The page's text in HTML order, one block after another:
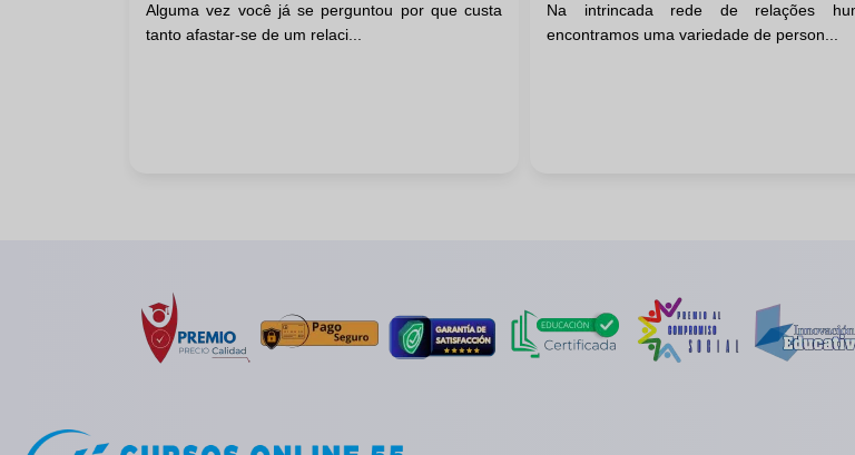
Consegue Deixar Esse
Relacionamento Tóxico
Alguma vez você já se perguntou por que custa
tanto afastar-se de um relaci...
Para Controlar Você
Na intrincada rede de relações
encontramos uma variedade de person...